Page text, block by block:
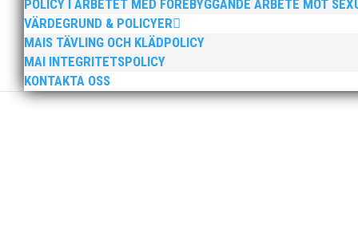
POLICY I ARBETET MED FÖREBYGGANDE ARBETE MOT
VÄRDEGRUND & POLICYER
MAIS TÄVLING OCH KLÄDPOLICY
MAI INTEGRITETSPOLICY
KONTAKTA OSS
Ny friidrottsförälder? Se hit! Svenska
och ny in i föreningslivet, eller vill du bara bättra på